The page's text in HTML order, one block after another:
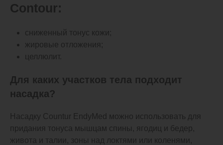
Contour:
сниженный тонус кожи;
жировые отложения;
целлюлит.
Для каких участков тела подходит
насадка?
Насадку Countur EndyMed можно использовать для
придания тонуса мышцам спины, ягодиц и бедер,
живота и талии, зоны над локтями или коленями,